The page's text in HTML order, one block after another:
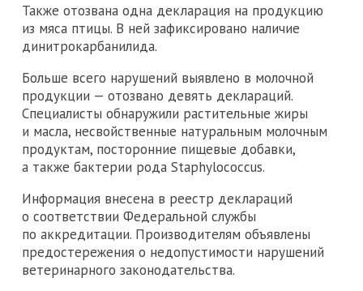
Также отозвана одна декларация на продукцию
из мяса птицы. В ней зафиксировано наличие
динитрокарбанилида.
Больше всего нарушений выявлено в молочной
продукции — отозвано девять деклараций.
Специалисты обнаружили растительные жиры
и масла, несвойственные натуральным молочным
продуктам, посторонние пищевые добавки,
а также бактерии рода Staphylococcus.
Информация внесена в реестр деклараций
о соответствии Федеральной службы
по аккредитации. Производителям объявлены
предостережения о недопустимости нарушений
ветеринарного законодательства.